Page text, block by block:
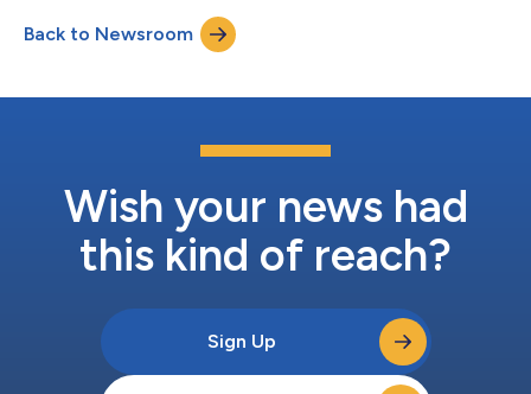
ist ein neuartiger, auf Biolumineszenz-Resonanzenergietransfer
basierender Shift-Assay zum Nachweis von Liganden-Protein-
Wechselwirkungen in intakten Zellen unter...
Back to Newsroom
Wish your news had
this kind of reach?
Sign Up